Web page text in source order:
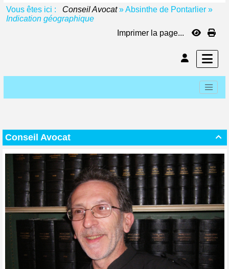
Vous êtes ici : Conseil Avocat»Absinthe de Pontarlier »
Indication géographique
Imprimer la page...

Conseil Avocat